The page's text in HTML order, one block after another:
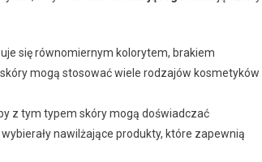
się równomiernym kolorytem, brakiem
mogą stosować wiele rodzajów kosmetyków
z tym typem skóry mogą doświadczać
nawilżające produkty, które zapewnią